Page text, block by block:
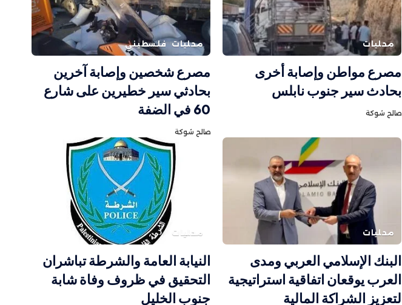
محليات
مصرع مواطن وإصابة أخرى
بحادث سير جنوب نابلس
صالح شوكة
محليات فلسطيني
مصرع شخصين وإصابة آخرين
بحادثي سير خطيرين على شارع
60 في الضفة
صالح شوكة
محليات
البنك الإسلامي العربي ومدى
العرب يوقعان اتفاقية استراتيجية
لتعزيز الشراكة المالية
محليات
النيابة العامة والشرطة تباشران
التحقيق في ظروف وفاة شابة
جنوب الخليل